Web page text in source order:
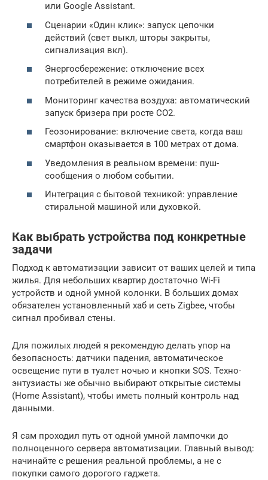
или Google Assistant.
Сценарии «Один клик»: запуск цепочки
действий (свет выкл, шторы закрыты,
сигнализация вкл).
Энергосбережение: отключение всех
потребителей в режиме ожидания.
Мониторинг качества воздуха: автоматический
запуск бризера при росте CO2.
Геозонирование: включение света, когда ваш
смартфон оказывается в 100 метрах от дома.
Уведомления в реальном времени: пуш-
сообщения о любом событии.
Интеграция с бытовой техникой: управление
стиральной машиной или духовкой.
Как выбрать устройства под конкретные
задачи
Подход к автоматизации зависит от ваших целей и типа
жилья. Для небольших квартир достаточно Wi-Fi
устройств и одной умной колонки. В больших домах
обязателен установленный хаб и сеть Zigbee, чтобы
сигнал пробивал стены.
Для пожилых людей я рекомендую делать упор на
безопасность: датчики падения, автоматическое
освещение пути в туалет ночью и кнопки SOS. Техно-
энтузиасты же обычно выбирают открытые системы
(Home Assistant), чтобы иметь полный контроль над
данными.
Я сам проходил путь от одной умной лампочки до
полноценного сервера автоматизации. Главный вывод:
начинайте с решения реальной проблемы, а не с
покупки самого дорогого гаджета.